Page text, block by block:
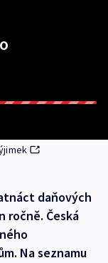
daňových
ročně. Česká
Na seznamu